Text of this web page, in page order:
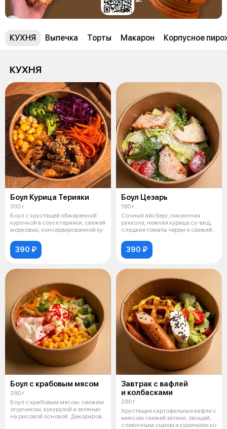
КУХНЯ Выпечка Торты Макарон Корпусное
КУХНЯ
Боул Курица Терияки
300 г
Боул с хрустящей обжаренной
курочкой в соусе терияки, свежей
морковью, консервированной ку
390 ₽
Боул Цезарь
180 г
Сочный айсберг, пикантная
руккола, нежная курица су-вид,
сладкие томаты черри и свежий
390 ₽
Боул с крабовым мясом
280 г
Боул с крабовым мясом, свежим
огурчиком, кукурузой и зеленью
на рисовой основой. Декориров
Завтрак с вафлей
и колбасками
280 г
Хрустящие картофельные вафли с
миксом свежей зелени, овощей,
сливочным сыром и куриными ко